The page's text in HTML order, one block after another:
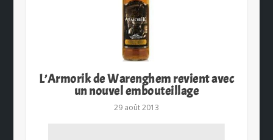
L’Armorik de Warenghem revient avec
un nouvel embouteillage
29 août 2013